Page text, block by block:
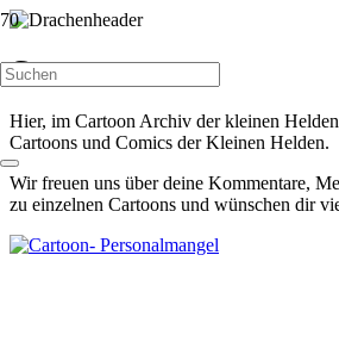
Cartoons
Hier, im Cartoon Archiv der kleinen
Cartoons und Comics der Kleinen Helden.
Wir freuen uns über deine Kommentare,
zu einzelnen Cartoons und wünschen dir